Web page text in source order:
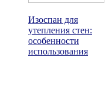
Изоспан для
утепления стен:
особенности
использования